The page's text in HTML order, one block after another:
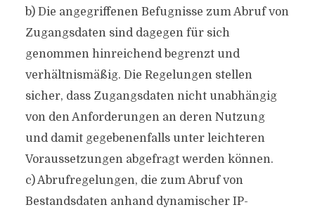
b) Die angegriffenen Befugnisse zum Abruf von
Zugangsdaten sind dagegen für sich
genommen hinreichend begrenzt und
verhältnismäßig. Die Regelungen stellen
sicher, dass Zugangsdaten nicht unabhängig
von den Anforderungen an deren Nutzung
und damit gegebenenfalls unter leichteren
Voraussetzungen abgefragt werden können.
c) Abrufregelungen, die zum Abruf von
Bestandsdaten anhand dynamischer IP-